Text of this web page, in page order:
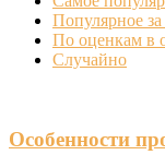
Популярное
По оценкам в
Случайно
Особенности